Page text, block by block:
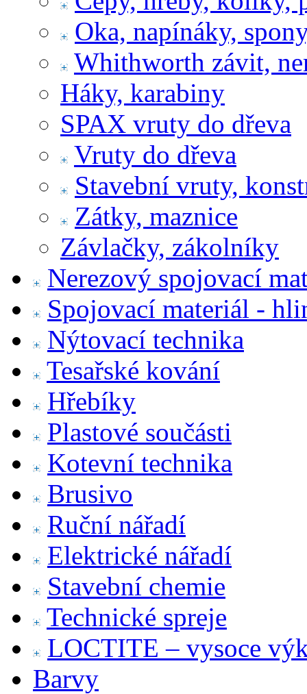
Oka, napínáky,
Whithworth závit,
Háky, karabiny
SPAX vruty do dřeva
Vruty do dřeva
Stavební vruty,
Zátky, maznice
Závlačky, zákolníky
Nerezový spojovací
Spojovací materiál -
Nýtovací technika
Tesařské kování
Hřebíky
Plastové součásti
Kotevní technika
Brusivo
Ruční nářadí
Elektrické nářadí
Stavební chemie
Technické spreje
LOCTITE – vysoce
Barvy